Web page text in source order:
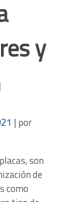
y
| por
son
de
como